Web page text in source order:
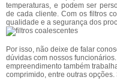
temperaturas, e podem ser
de cada cliente. Com os filtros
qualidade e a segurança dos
Por isso, não deixe de falar
dúvidas com nossos
empreendimento também
comprimido, entre outras